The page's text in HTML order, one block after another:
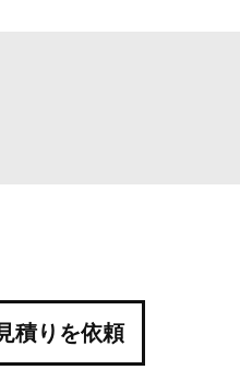
積りを依頼